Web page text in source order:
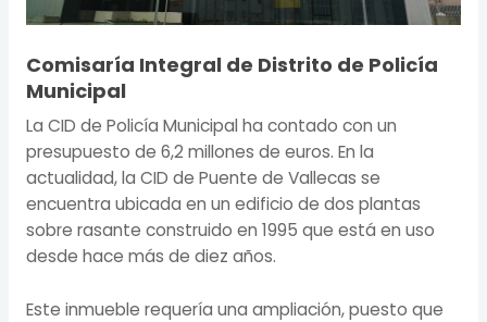
Comisaría Integral de Distrito de Policía
Municipal
La CID de Policía Municipal ha contado con un
presupuesto de 6,2 millones de euros. En la
actualidad, la CID de Puente de Vallecas se
encuentra ubicada en un edificio de dos plantas
sobre rasante construido en 1995 que está en uso
desde hace más de diez años.
Este inmueble requería una ampliación, puesto que